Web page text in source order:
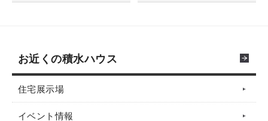
お近くの積水ハウス
住宅展示場
イベント情報